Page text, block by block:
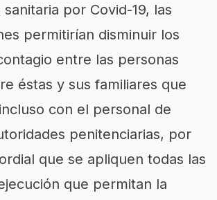
por Covid-19, las
permitirían disminuir los
entre las personas
éstas y sus familiares que
con el personal de
penitenciarias, por
que se apliquen todas las
que permitan la